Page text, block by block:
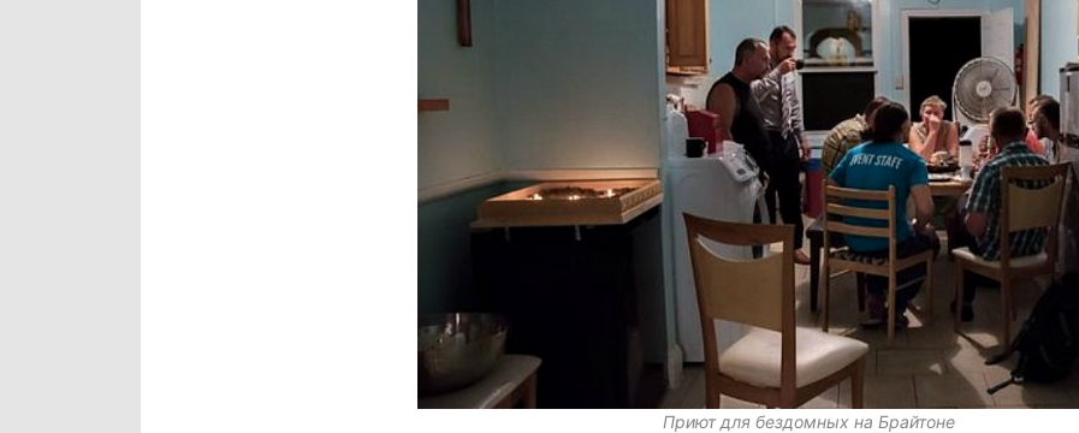
Приют для бездомных на Брайтоне